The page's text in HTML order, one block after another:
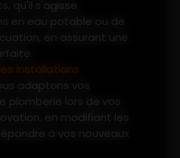
qu'il s'agisse
en eau potable ou de
en assurant une
adaptons vos
plomberie lors de vos
en modifiant les
à vos nouveaux